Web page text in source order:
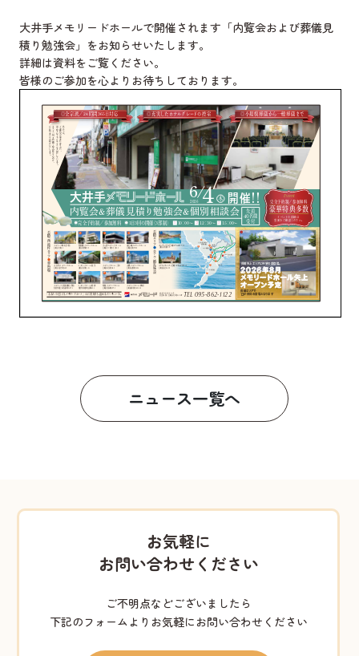
大井手メモリードホールで開催されます「内覧会および葬儀見
積り勉強会」をお知らせいたします。
詳細は資料をご覧ください。
皆様のご参加を心よりお待ちしております。
ニュース一覧へ
お気軽に
お問い合わせください
ご不明点などございましたら
下記のフォームよりお気軽にお問い合わせください